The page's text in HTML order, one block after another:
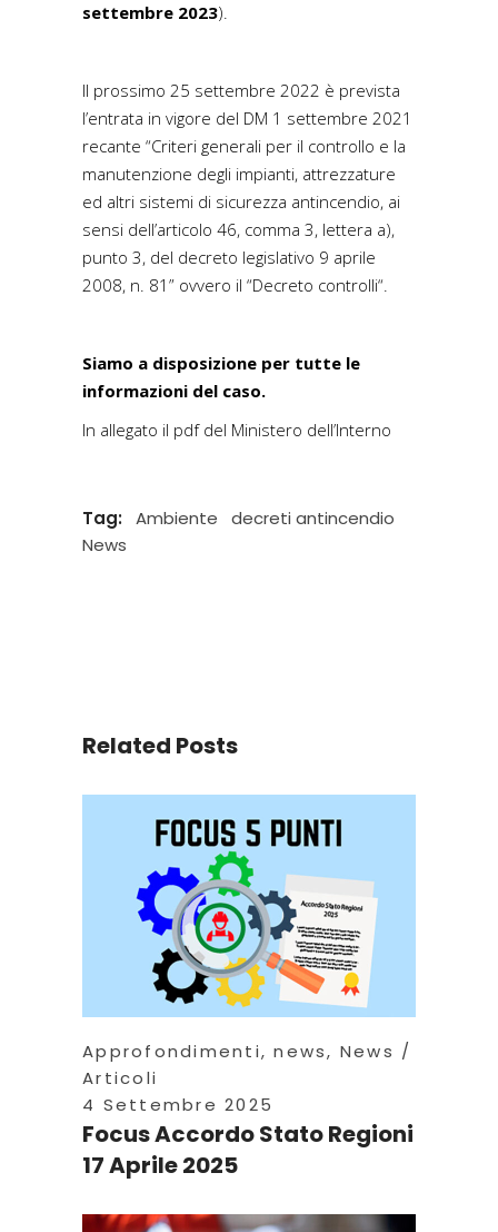
settembre 2023).
Il prossimo 25 settembre 2022 è prevista
l’entrata in vigore del DM 1 settembre 2021
recante “Criteri generali per il controllo e la
manutenzione degli impianti, attrezzature
ed altri sistemi di sicurezza antincendio, ai
sensi dell’articolo 46, comma 3, lettera a),
punto 3, del decreto legislativo 9 aprile
2008, n. 81” ovvero il “Decreto controlli“.
Siamo a disposizione per tutte le
informazioni del caso.
In allegato il pdf del Ministero dell’Interno
Tag: Ambiente
decreti antincendio
News
Related Posts
Approfondimenti,news, News
Articoli
4 Settembre 2025
Focus Accordo Stato Regioni
17 Aprile 2025